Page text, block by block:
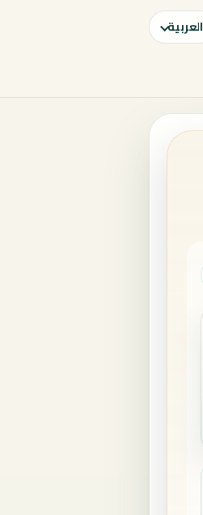
العربية